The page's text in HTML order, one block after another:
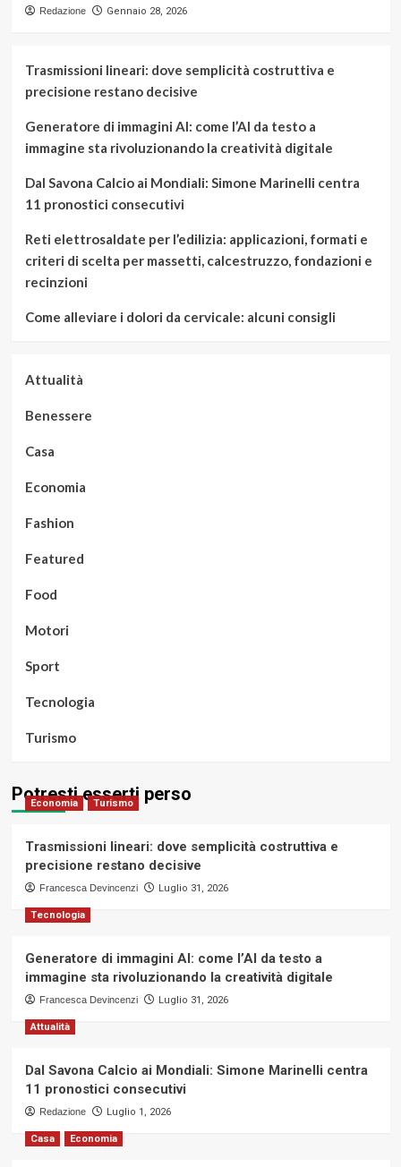
Redazione Gennaio 28, 2026
Trasmissioni lineari: dove semplicità costruttiva e
precisione restano decisive
Generatore di immagini AI: come l’AI da testo a
immagine sta rivoluzionando la creatività digitale
Dal Savona Calcio ai Mondiali: Simone Marinelli centra
11 pronostici consecutivi
Reti elettrosaldate per l’edilizia: applicazioni, formati e
criteri di scelta per massetti, calcestruzzo, fondazioni e
recinzioni
Come alleviare i dolori da cervicale: alcuni consigli
Attualità
Benessere
Casa
Economia
Fashion
Featured
Food
Motori
Sport
Tecnologia
Turismo
Potresti esserti perso
Economia Turismo
Trasmissioni lineari: dove semplicità costruttiva e
precisione restano decisive
Francesca Devincenzi Luglio 31, 2026
Tecnologia
Generatore di immagini AI: come l’AI da testo a
immagine sta rivoluzionando la creatività digitale
Francesca Devincenzi Luglio 31, 2026
Attualità
Dal Savona Calcio ai Mondiali: Simone Marinelli centra
11 pronostici consecutivi
Redazione Luglio 1, 2026
Casa Economia